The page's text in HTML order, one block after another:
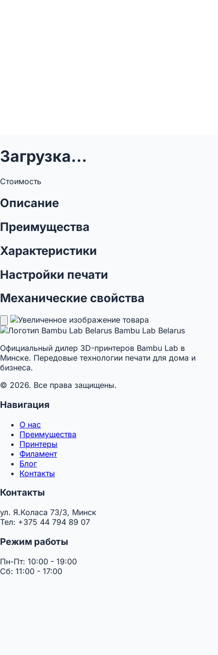
Загрузка...
Стоимость
Описание
Преимущества
Характеристики
Настройки печати
Механические свойства
Bambu Lab Belarus
Официальный дилер 3D-принтеров Bambu Lab в
Минске. Передовые технологии печати для дома и
бизнеса.
© 2026. Все права защищены.
Навигация
О нас
Преимущества
Принтеры
Филамент
Блог
Контакты
Контакты
ул. Я.Коласа 73/3, Минск
Тел: +375 44 794 89 07
Режим работы
Пн-Пт: 10:00 - 19:00
Сб: 11:00 - 17:00